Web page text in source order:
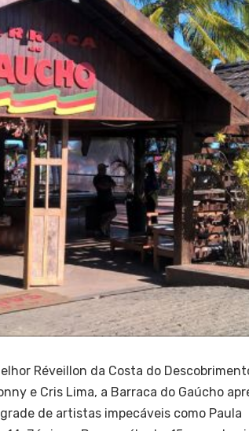
Réveillon da Costa do
e Cris Lima, a Barraca do Gaúcho
de artistas impecáveis como Paula